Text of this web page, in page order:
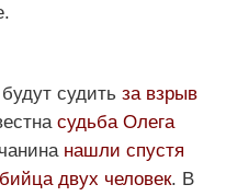
судить за взрыв
судьба Олега
нашли спустя
двух человек. В